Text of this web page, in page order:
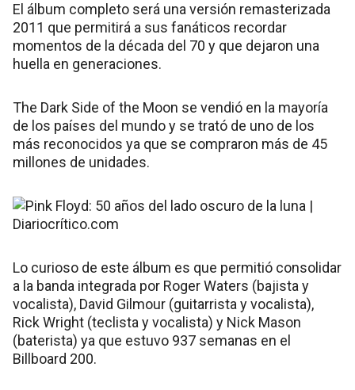
El álbum completo será una versión remasterizada
2011 que permitirá a sus fanáticos recordar
momentos de la década del 70 y que dejaron una
huella en generaciones.
The Dark Side of the Moon se vendió en la mayoría
de los países del mundo y se trató de uno de los
más reconocidos ya que se compraron más de 45
millones de unidades.
Lo curioso de este álbum es que permitió consolidar
a la banda integrada por Roger Waters (bajista y
vocalista), David Gilmour (guitarrista y vocalista),
Rick Wright (teclista y vocalista) y Nick Mason
(baterista) ya que estuvo 937 semanas en el
Billboard 200.